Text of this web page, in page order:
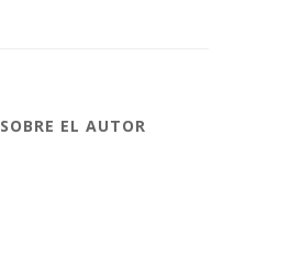
SOBRE EL AUTOR